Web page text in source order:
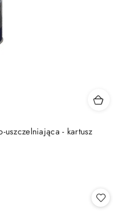
uszczelniająca - kartusz